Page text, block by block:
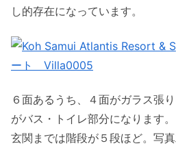
し的存在になっています。
６面あるうち、４面がガラス張
がバス・トイレ部分になります。
玄関までは階段が５段ほど。写